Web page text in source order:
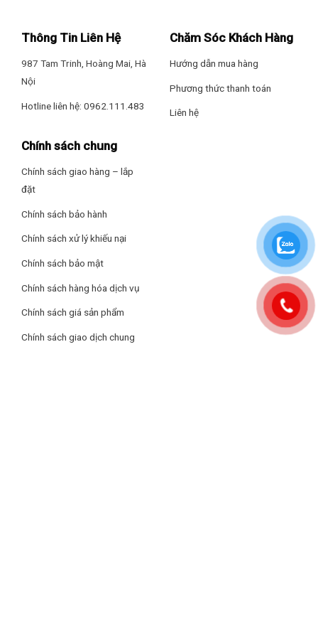
và khi bạn vệ sinh tủ mát cũng rất dễ dàng.
Lòng tủ mát bằng nhựa rất bền và cách nhiệt tốt
Thông Tin Liên Hệ
987 Tam Trinh, Hoàng Mai, Hà
Nội
Hotline liên hệ: 0962.111.483
Chăm Sóc Khách Hàng
Hướng dẫn mua hàng
Phương thức thanh toán
Liên hệ
Chính sách chung
Chính sách giao hàng – lắp
đặt
Chính sách bảo hành
Chính sách xử lý khiếu nại
Chính sách bảo mật
Chính sách hàng hóa dịch vụ
Chính sách giá sản phẩm
Chính sách giao dịch chung